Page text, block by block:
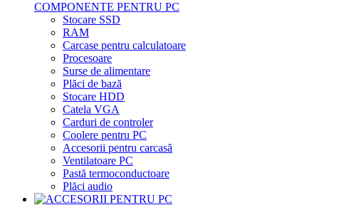
COMPONENTE PENTRU PC
Stocare SSD
RAM
Carcase pentru calculatoare
Procesoare
Surse de alimentare
Plăci de bază
Stocare HDD
Catela VGA
Carduri de controler
Coolere pentru PC
Accesorii pentru carcasă
Ventilatoare PC
Pastă termoconductoare
Plăci audio